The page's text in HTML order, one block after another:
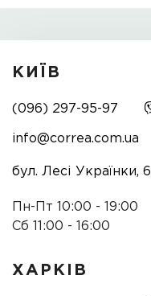
КИЇВ
(096) 297-95-97
info@correa.com.ua
бул. Лесі Українки, 6
Пн-Пт 10:00 - 19:00
Сб 11:00 - 16:00
ХАРКІВ